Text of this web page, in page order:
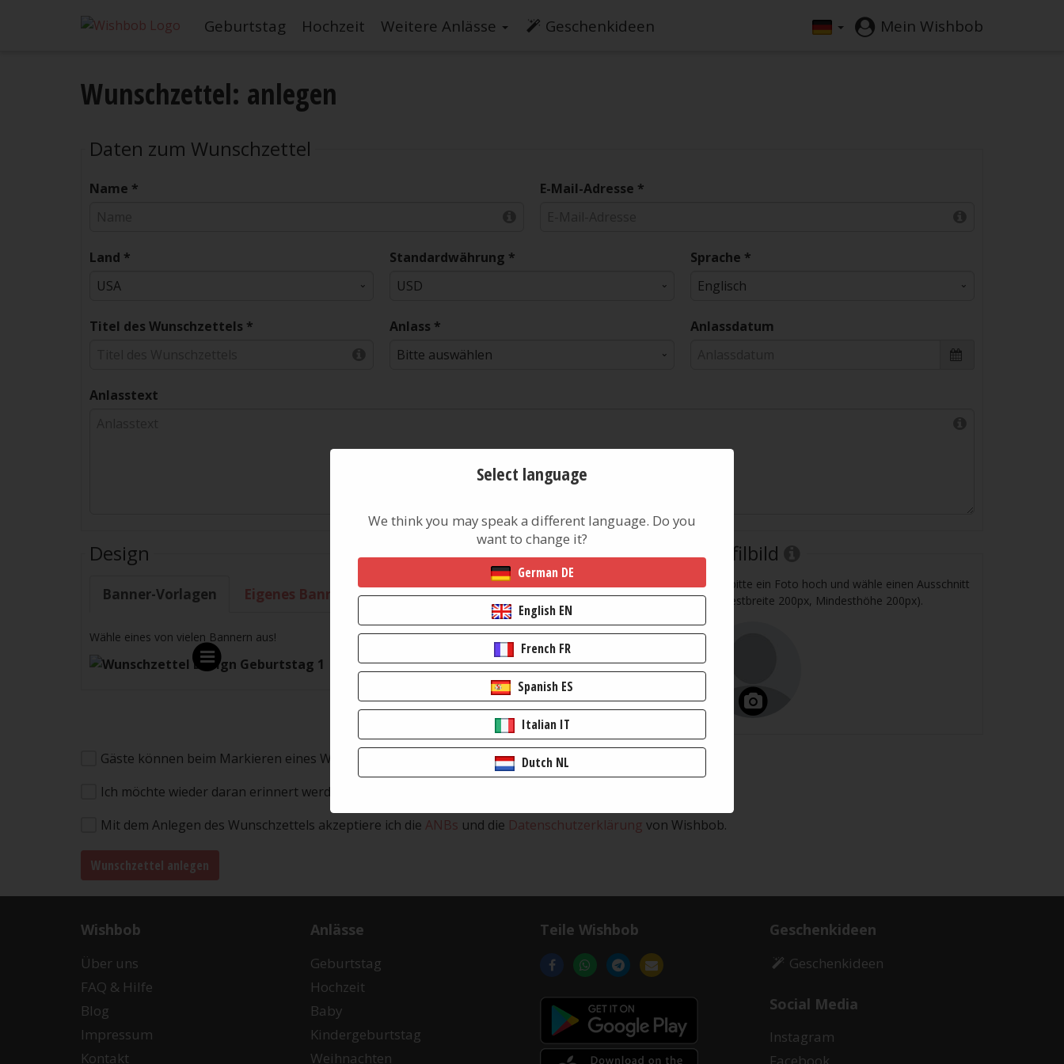
Geburtstag Hochzeit Weitere Anlässe Geschenkideen Mein Wishbob
Wunschzettel: anlegen
Daten zum Wunschzettel
Name * E-Mail-Adresse *
Land * Standardwährung * Sprache *
Titel des Wunschzettels * Anlass * Anlassdatum
Anlasstext
Design
Banner-Vorlagen Eigenes Banner
Wähle eines von vielen Bannern aus!
Profilbild
Lade bitte ein Foto hoch und wähle einen Ausschnitt
(Mindestbreite 200px, Mindesthöhe 200px).
Gäste können beim Markieren eines Wunsches optional ihren Namen hinterlassen.
Ich möchte wieder daran erinnert werden, einen neuen Wunschzettel anzulegen.
Mit dem Anlegen des Wunschzettels akzeptiere ich die ANBs und die Datenschutzerklärung von Wishbob.
Wunschzettel anlegen
Wishbob
Über uns
FAQ & Hilfe
Blog
Impressum
Kontakt
Anlässe
Geburtstag
Hochzeit
Baby
Kindergeburtstag
Weihnachten
Teile Wishbob
Laden
Google
Laden
Geschenkideen
Geschenkideen
Social Media
Instagram
Select language
We think you may speak a different language. Do you
want to change it?
German DE
English EN
French FR
Spanish ES
Italian IT
Dutch NL